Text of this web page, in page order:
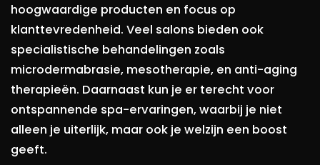
hoogwaardige producten en focus op
klanttevredenheid. Veel salons bieden ook
specialistische behandelingen zoals
microdermabrasie, mesotherapie, en anti-aging
therapieën. Daarnaast kun je er terecht voor
ontspannende spa-ervaringen, waarbij je niet
alleen je uiterlijk, maar ook je welzijn een boost
geeft.